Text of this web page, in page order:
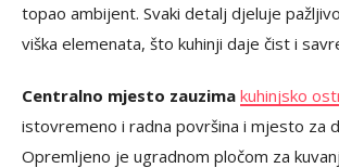
topao ambijent. Svaki detalj djeluje
viška elemenata, što kuhinji daje čist i
Centralno mjesto zauzima kuhinjsko
istovremeno i radna površina i mjesto za
Opremljeno je ugradnom pločom za